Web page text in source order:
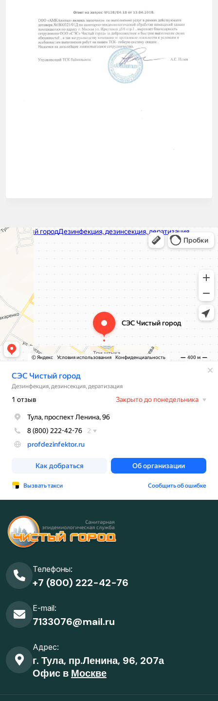
СЭС Чистый город
Дезинфекция, дезинсекция, дератизация в Туле
Телефоны:
+7 (800) 222-42-76
E-mail:
7133076@mail.ru
Адрес:
г. Тула, пр.Ленина, 96, 207а
Офис в Москве